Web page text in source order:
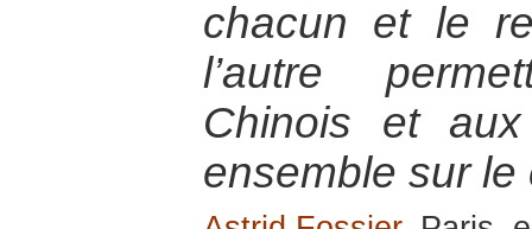
chacun et le
l’autre
Chinois et aux
ensemble sur